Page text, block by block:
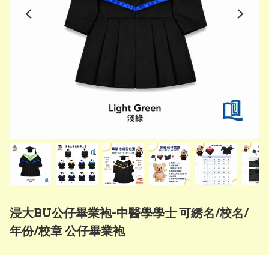
浸大BU公仔畢業袍-中醫學學士 可綉名/校名/
年份/校章 公仔畢業袍